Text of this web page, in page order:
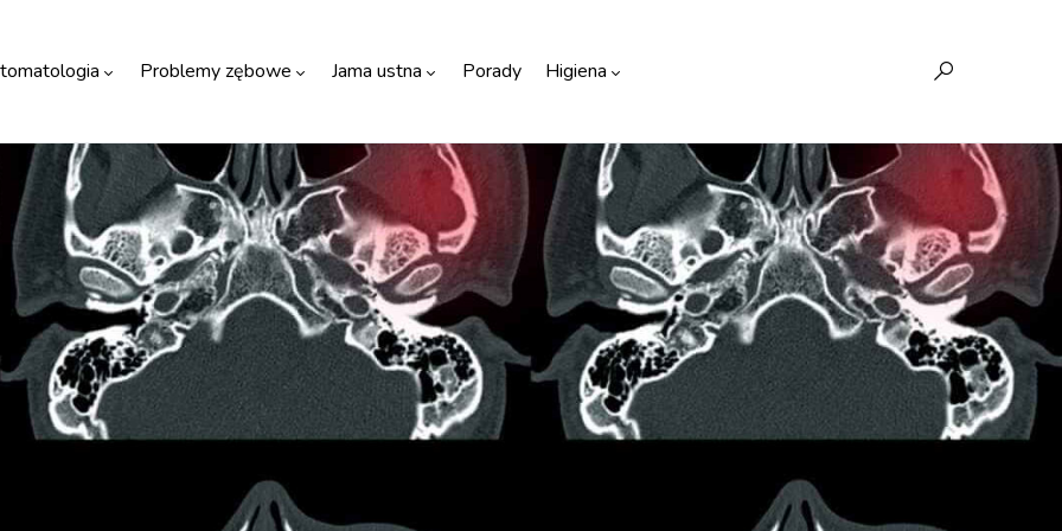
Problemy zębowe Jama ustna Porady Higiena